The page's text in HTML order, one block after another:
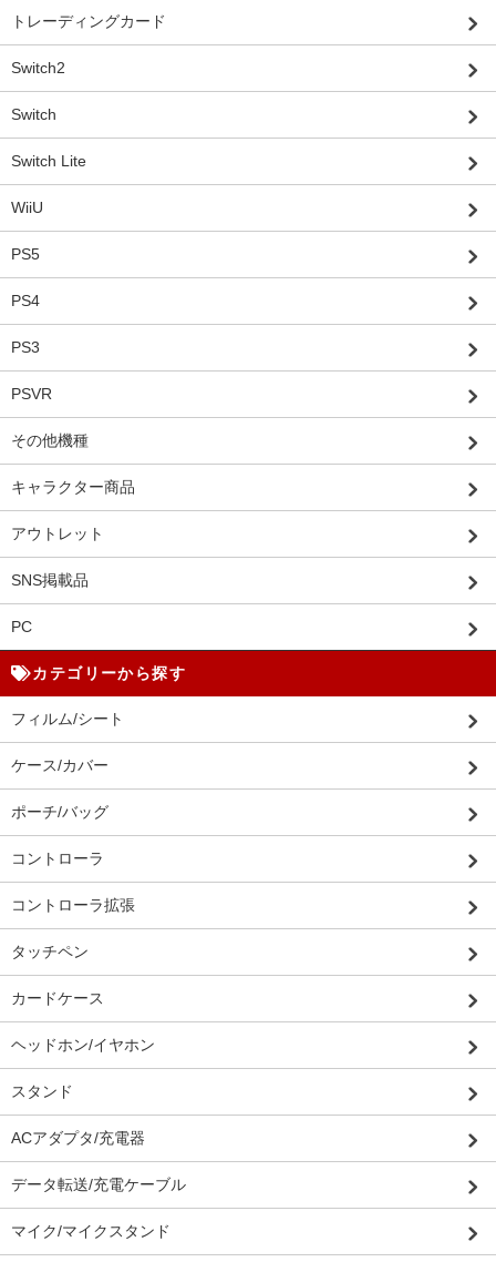
トレーディングカード
Switch2
Switch
Switch Lite
WiiU
PS5
PS4
PS3
PSVR
その他機種
キャラクター商品
アウトレット
SNS掲載品
PC
カテゴリーから探す
フィルム/シート
ケース/カバー
ポーチ/バッグ
コントローラ
コントローラ拡張
タッチペン
カードケース
ヘッドホン/イヤホン
スタンド
ACアダプタ/充電器
データ転送/充電ケーブル
マイク/マイクスタンド